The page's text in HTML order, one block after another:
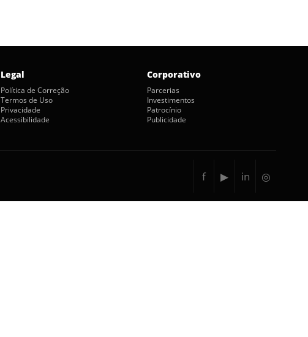
Legal
Política de Correção
Termos de Uso
Privacidade
Acessibilidade
Corporativo
Parcerias
Investimentos
Patrocínio
Publicidade
f ▶ in ◎